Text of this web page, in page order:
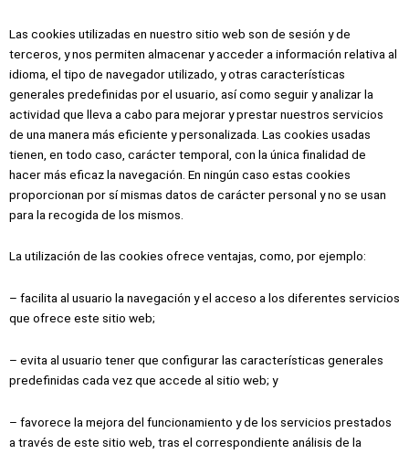
Las cookies utilizadas en nuestro sitio web son de sesión y de
terceros, y nos permiten almacenar y acceder a información relativa al
idioma, el tipo de navegador utilizado, y otras características
generales predefinidas por el usuario, así como seguir y analizar la
actividad que lleva a cabo para mejorar y prestar nuestros servicios
de una manera más eficiente y personalizada. Las cookies usadas
tienen, en todo caso, carácter temporal, con la única finalidad de
hacer más eficaz la navegación. En ningún caso estas cookies
proporcionan por sí mismas datos de carácter personal y no se usan
para la recogida de los mismos.
La utilización de las cookies ofrece ventajas, como, por ejemplo:
– facilita al usuario la navegación y el acceso a los diferentes servicios
que ofrece este sitio web;
– evita al usuario tener que configurar las características generales
predefinidas cada vez que accede al sitio web; y
– favorece la mejora del funcionamiento y de los servicios prestados
a través de este sitio web, tras el correspondiente análisis de la